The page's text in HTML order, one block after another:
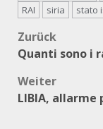
RAI
siria stato
Zurück
Quanti sono i
Weiter
LIBIA, allarme